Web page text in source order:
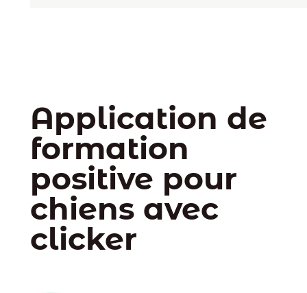
Application de
formation
positive pour
chiens avec
clicker